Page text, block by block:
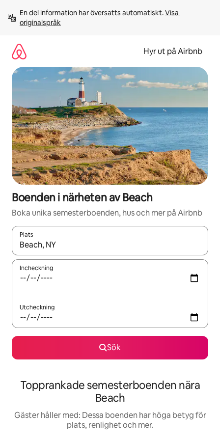
innehåll
En del information har översatts automatiskt. Visa
originalspråk
Hyr ut på Airbnb
Boenden i närheten av Beach
Boka unika semesterboenden, hus och mer på Airbnb
Plats
När resultaten är tillgängliga kan du navigera med upp- och
Incheckning
Utcheckning
Sök
Topprankade semesterboenden nära
Beach
Gäster håller med: Dessa boenden har höga betyg för
plats, renlighet och mer.